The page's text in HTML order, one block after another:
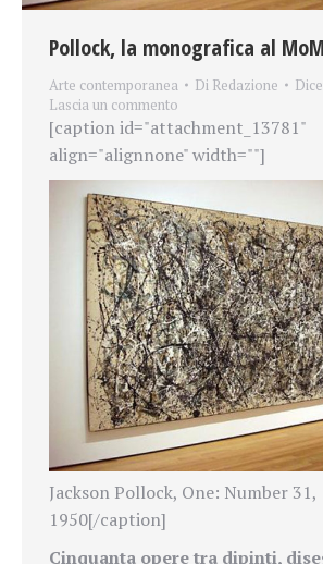
Pollock, la monografica al
Arte contemporanea Di Redazione
Lascia un commento
[caption id="attachment_13781"
align="alignnone" width=""]
Jackson Pollock, One: Number 31,
1950[/caption]
Cinquanta opere tra dipinti,